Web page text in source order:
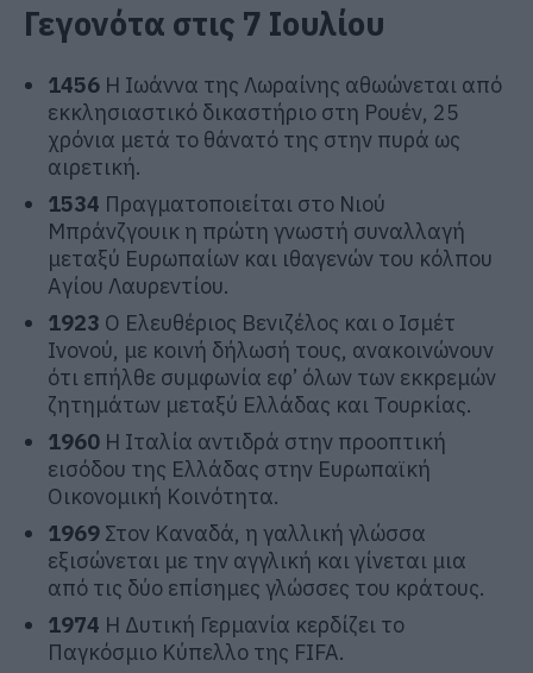
Γεγονότα στις 7 Ιουλίου
1456 Η Ιωάννα της Λωραίνης αθωώνεται από
εκκλησιαστικό δικαστήριο στη Ρουέν, 25
χρόνια μετά το θάνατό της στην πυρά ως
αιρετική.
1534 Πραγματοποιείται στο Νιού
Μπράνζγουικ η πρώτη γνωστή συναλλαγή
μεταξύ Ευρωπαίων και ιθαγενών του κόλπου
Αγίου Λαυρεντίου.
1923 Ο Ελευθέριος Βενιζέλος και ο Ισμέτ
Ινονού, με κοινή δήλωσή τους, ανακοινώνουν
ότι επήλθε συμφωνία εφ’ όλων των εκκρεμών
ζητημάτων μεταξύ Ελλάδας και Τουρκίας.
1960 Η Ιταλία αντιδρά στην προοπτική
εισόδου της Ελλάδας στην Ευρωπαϊκή
Οικονομική Κοινότητα.
1969 Στον Καναδά, η γαλλική γλώσσα
εξισώνεται με την αγγλική και γίνεται μια
από τις δύο επίσημες γλώσσες του κράτους.
1974 H Δυτική Γερμανία κερδίζει το
Παγκόσμιο Κύπελλο της FIFA.